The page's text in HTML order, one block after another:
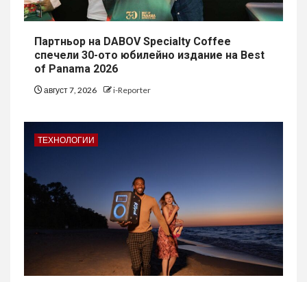
Партньор на DABOV Specialty Coffee
спечели 30-ото юбилейно издание на Best
of Panama 2026
август 7, 2026 i-Reporter
ТЕХНОЛОГИИ